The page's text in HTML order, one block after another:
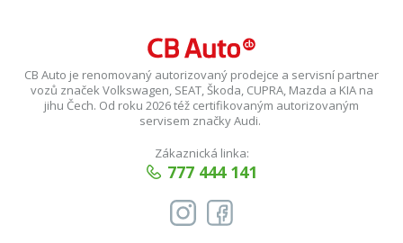
CB Auto je renomovaný autorizovaný prodejce a servisní partner
vozů značek Volkswagen, SEAT, Škoda, CUPRA, Mazda a KIA na
jihu Čech. Od roku 2026 též certifikovaným autorizovaným
servisem značky Audi.
Zákaznická linka:
777 444 141